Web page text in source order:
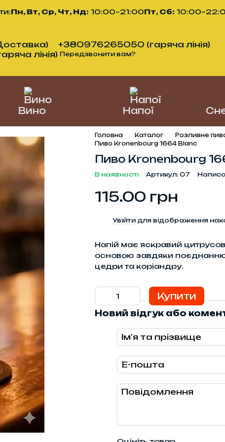
Пн, Вт, Ср, Чт, Нд: 10:00–21:00Пт, Сб:
+380976265050 (гаряча лінія)
лінія) Передзвонити вам?
Вино Напої
Головна Каталог Розливне
Пиво Kronenbourg 1664 Blanc
Пиво Kronenbourg
В наявності Артикул: 07
115.00 грн
Увійти для відображення
Напій має яскравий
основою завдяки поєднанню
цедри та коріандру.
Купити
Новий відгук або